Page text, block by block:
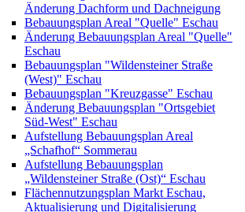
Änderung Dachform und Dachneigung
Bebauungsplan Areal "Quelle" Eschau
Änderung Bebauungsplan Areal "Quelle"
Eschau
Bebauungsplan "Wildensteiner Straße
(West)" Eschau
Bebauungsplan "Kreuzgasse" Eschau
Änderung Bebauungsplan "Ortsgebiet
Süd-West" Eschau
Aufstellung Bebauungsplan Areal
„Schafhof“ Sommerau
Aufstellung Bebauungsplan
„Wildensteiner Straße (Ost)“ Eschau
Flächennutzungsplan Markt Eschau,
Aktualisierung und Digitalisierung